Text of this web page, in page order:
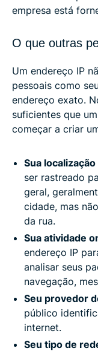
empresa está
O que outras
Um endereço IP
pessoais como
endereço exato.
suficientes que
começar a criar
Sua
ser rastreado
geral,
cidade, mas
da rua.
Sua atividade
endereço IP
analisar seus
navegação,
Seu provedor
público
internet.
Seu tipo de